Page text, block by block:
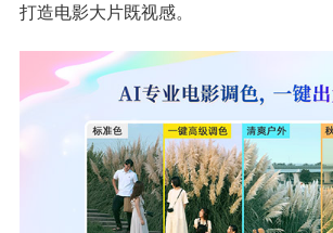
打造电影大片既视感。